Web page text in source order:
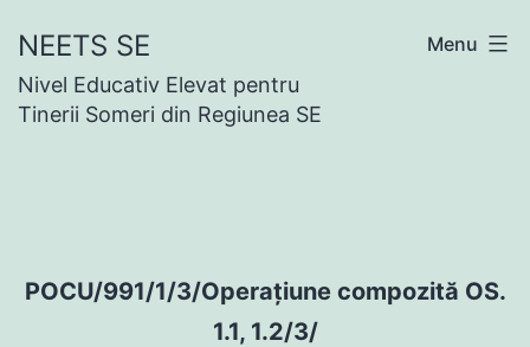
to
content
NEETS SE
Nivel Educativ Elevat pentru
Tinerii Someri din Regiunea SE
Menu
POCU/991/1/3/Operațiune compozită OS.
1.1, 1.2/3/